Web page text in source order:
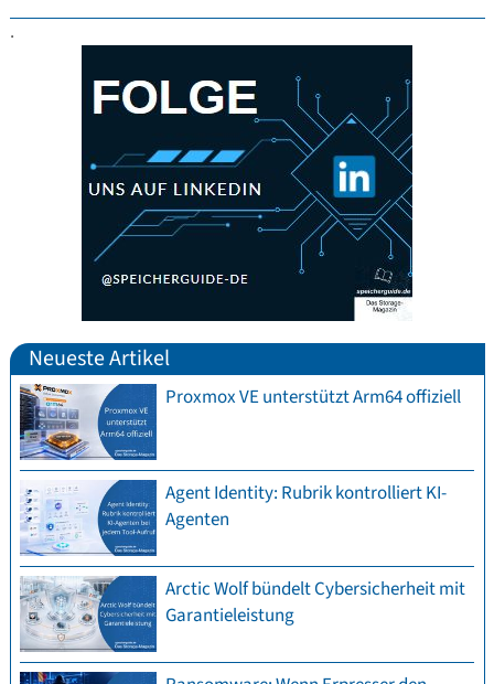
.
Neueste Artikel
Proxmox VE unterstützt Arm64 offiziell
Agent Identity: Rubrik kontrolliert KI-
Agenten
Arctic Wolf bündelt Cybersicherheit mit
Garantieleistung